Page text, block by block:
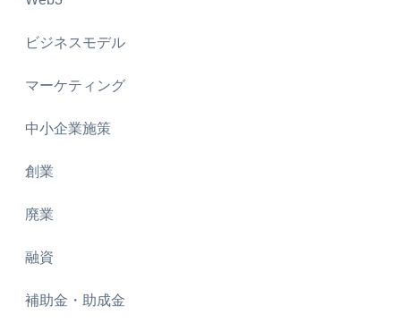
ビジネスモデル
マーケティング
中小企業施策
創業
廃業
融資
補助金・助成金